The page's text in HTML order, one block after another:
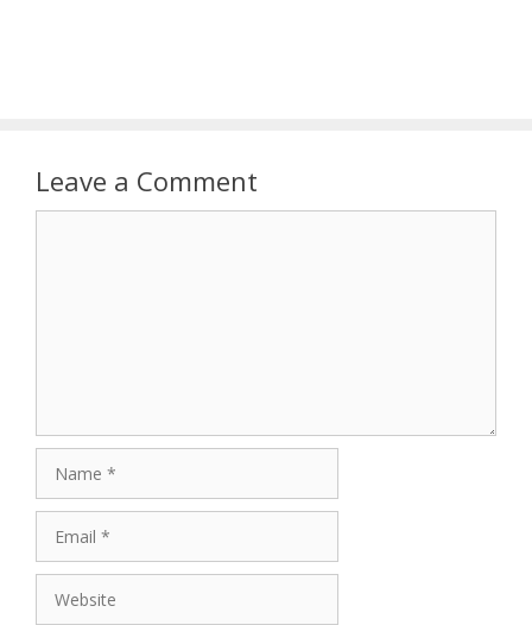
Leave a Comment
Website